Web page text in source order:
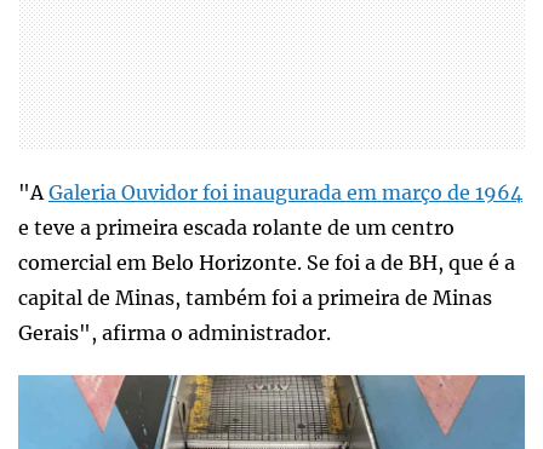
"A Galeria Ouvidor foi inaugurada em março de 1964
e teve a primeira escada rolante de um centro
comercial em Belo Horizonte. Se foi a de BH, que é a
capital de Minas, também foi a primeira de Minas
Gerais", afirma o administrador.